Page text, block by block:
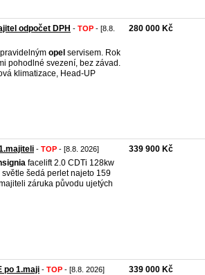
odpočet DPH - TOP - [8.8.
opel servisem. Rok
pohodlné svezení, bez závad.
klimatizace, Head-UP
280 000 Kč
- TOP - [8.8. 2026]
facelift 2.0 CDTi 128kw
šedá perlet najeto 159
záruka původu ujetých
339 900 Kč
po 1.maji - TOP - [8.8. 2026] 339 000 Kč